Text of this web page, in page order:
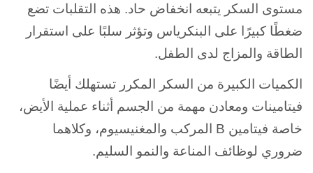
مستوى السكر يتبعه انخفاض حاد. هذه التقلبات تضع
ضغطًا كبيرًا على البنكرياس وتؤثر سلبًا على استقرار
الطاقة والمزاج لدى الطفل.
الكميات الكبيرة من السكر المكرر تستهلك أيضًا
فيتامينات ومعادن مهمة من الجسم أثناء عملية الأيض،
خاصة فيتامين B المركب والمغنيسيوم، وكلاهما
ضروري لوظائف المناعة والنمو السليم.